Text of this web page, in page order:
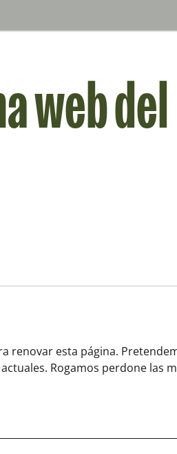
web
renovar esta página.
Rogamos perdone las